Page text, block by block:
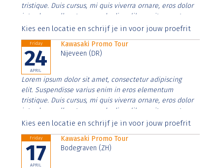
tristique. Duis cursus, mi quis viverra ornare, eros dolor
interdum nulla, ut commodo diam libero vitae erat.
Aenean faucibus nibh et justo cursus id rutrum lorem
Kies een locatie en schrijf je in voor jouw proefrit
Friday
24
APRIL
Kawasaki Promo Tour
Nijeveen (DR)
Lorem ipsum dolor sit amet, consectetur adipiscing
elit. Suspendisse varius enim in eros elementum
tristique. Duis cursus, mi quis viverra ornare, eros dolor
interdum nulla, ut commodo diam libero vitae erat.
Aenean faucibus nibh et justo cursus id rutrum lorem
Kies een locatie en schrijf je in voor jouw proefrit
Friday
17
APRIL
Kawasaki Promo Tour
Bodegraven (ZH)